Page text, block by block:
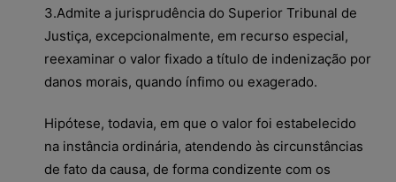
3.Admite a jurisprudência do Superior Tribunal de
Justiça, excepcionalmente, em recurso especial,
reexaminar o valor fixado a título de indenização por
danos morais, quando ínfimo ou exagerado.
Hipótese, todavia, em que o valor foi estabelecido
na instância ordinária, atendendo às circunstâncias
de fato da causa, de forma condizente com os